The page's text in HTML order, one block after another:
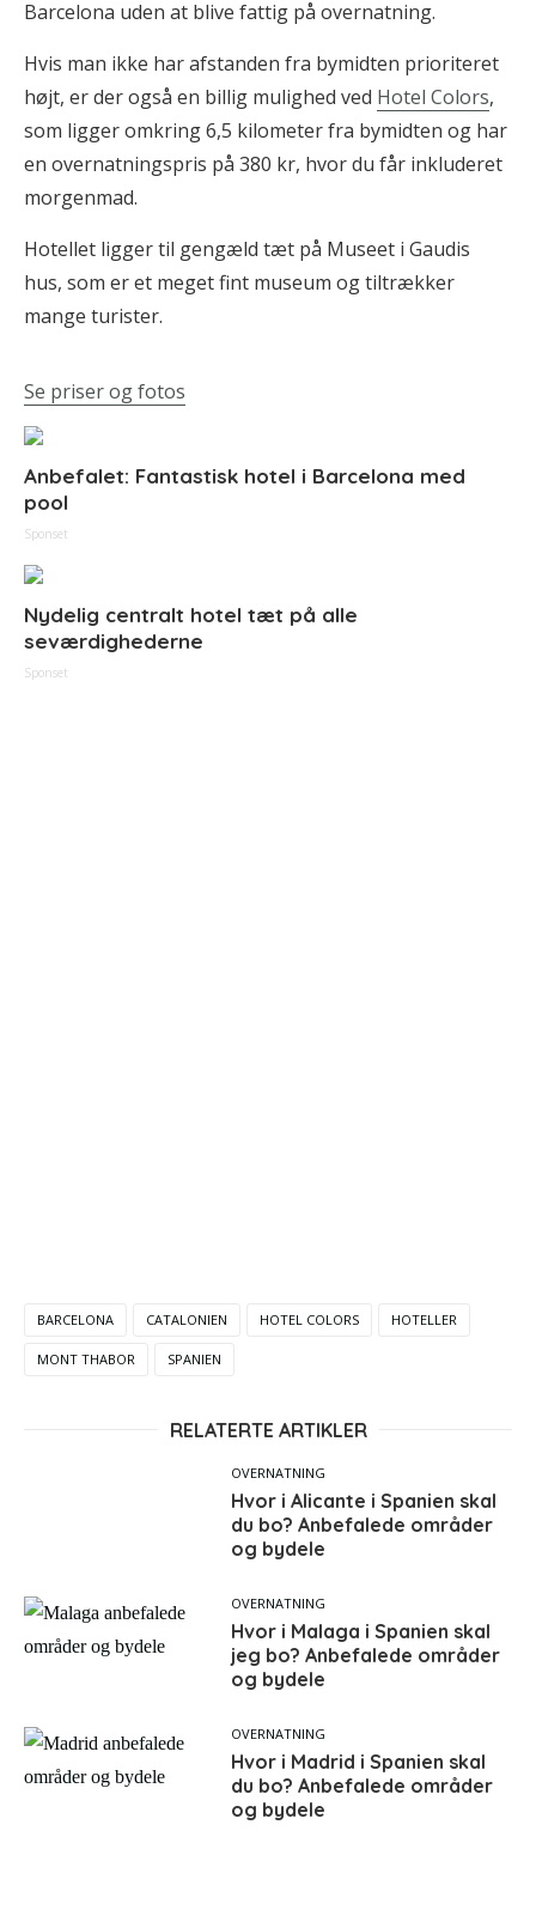
Barcelona uden at blive fattig på overnatning.
Hvis man ikke har afstanden fra bymidten prioriteret
højt, er der også en billig mulighed ved Hotel Colors,
som ligger omkring 6,5 kilometer fra bymidten og har
en overnatningspris på 380 kr, hvor du får inkluderet
morgenmad.
Hotellet ligger til gengæld tæt på Museet i Gaudis
hus, som er et meget fint museum og tiltrækker
mange turister.
Se priser og fotos
Anbefalet: Fantastisk hotel i Barcelona med
pool
Sponset
Nydelig centralt hotel tæt på alle
seværdighederne
Sponset
BARCELONA CATALONIEN HOTEL COLORS HOTELLER
MONT THABOR SPANIEN
RELATERTE ARTIKLER
OVERNATNING
Hvor i Alicante i Spanien skal
du bo? Anbefalede områder
og bydele
OVERNATNING
Hvor i Malaga i Spanien skal
jeg bo? Anbefalede områder
og bydele
OVERNATNING
Hvor i Madrid i Spanien skal
du bo? Anbefalede områder
og bydele